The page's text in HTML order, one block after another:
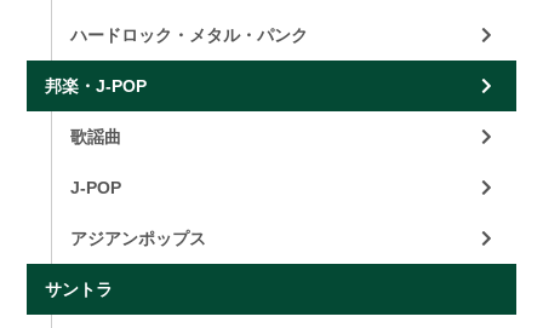
ハードロック・メタル・パンク
邦楽・J-POP
歌謡曲
J-POP
アジアンポップス
サントラ